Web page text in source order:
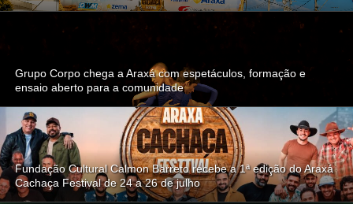
Grupo Corpo chega a Araxá com espetáculos, formação e
ensaio aberto para a comunidade
Fundação Cultural Calmon Barreto recebe a 1ª edição do Araxá
Cachaça Festival de 24 a 26 de julho